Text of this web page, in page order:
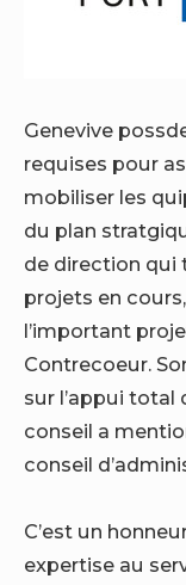
Genevive
requises pour
mobiliser les
du plan
de direction qui
projets en
l’important
Contrecoeur.
sur l’appui total
conseil a
conseil
C’est un
expertise au